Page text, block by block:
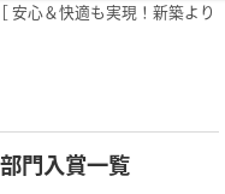
安心＆快適も実現！新築より
門入賞一覧